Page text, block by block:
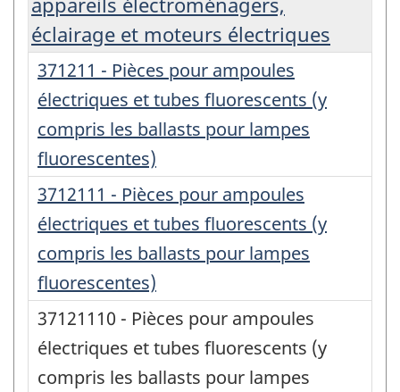
éclairage et moteurs électriques
371211 - Pièces pour ampoules
électriques et tubes fluorescents (y
compris les ballasts pour lampes
fluorescentes)
3712111 - Pièces pour ampoules
électriques et tubes fluorescents (y
compris les ballasts pour lampes
fluorescentes)
37121110 - Pièces pour ampoules
électriques et tubes fluorescents (y
compris les ballasts pour lampes